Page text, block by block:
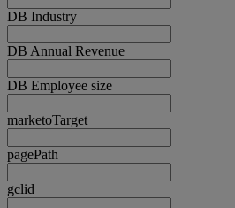
DB Industry
DB Annual Revenue
DB Employee size
marketoTarget
pagePath
gclid